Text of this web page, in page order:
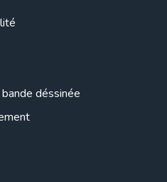
déssinée